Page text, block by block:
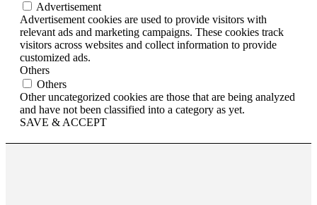
Advertisement
Advertisement cookies are used to provide visitors with
relevant ads and marketing campaigns. These cookies track
visitors across websites and collect information to provide
customized ads.
Others
Others
Other uncategorized cookies are those that are being analyzed
and have not been classified into a category as yet.
SAVE & ACCEPT